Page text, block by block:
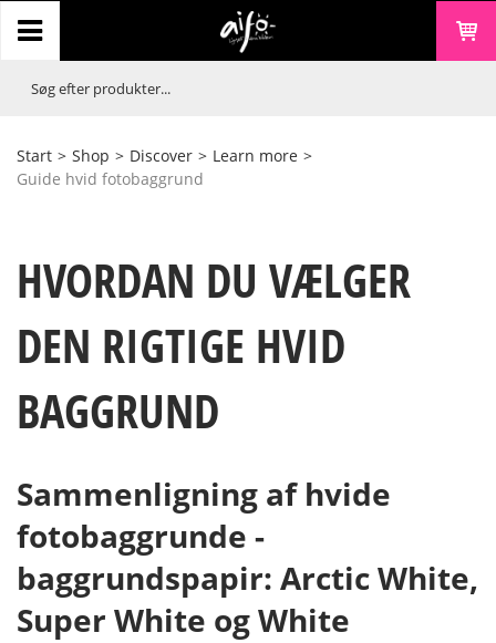
Start > Shop > Discover > Learn more >
Guide hvid fotobaggrund
HVORDAN DU VÆLGER
DEN RIGTIGE HVID
BAGGRUND
Sammenligning af hvide
fotobaggrunde -
baggrundspapir: Arctic White,
Super White og White